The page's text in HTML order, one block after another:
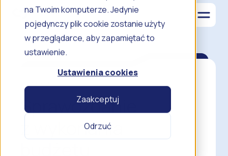
na Twoim komputerze. Jedynie
pojedynczy plik cookie zostanie użyty
w przeglądarce, aby zapamiętać to
ustawienie.
Ustawienia cookies
Zaakceptuj
Odrzuć
2 marca
Sprawozdanie
z wykonania